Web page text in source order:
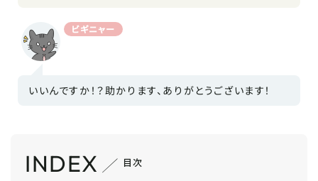
ビギニャー
いいんですか！？助かります、ありがとうございます！
INDEX 目次